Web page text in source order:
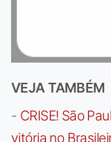
VEJA TAMBÉM
- CRISE! São
vitória no